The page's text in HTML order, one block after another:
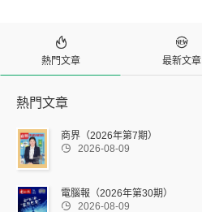

熱門文章

最新文章
熱門文章
商界（2026年第7期）
 2026-08-09
電腦報（2026年第30期）
 2026-08-09